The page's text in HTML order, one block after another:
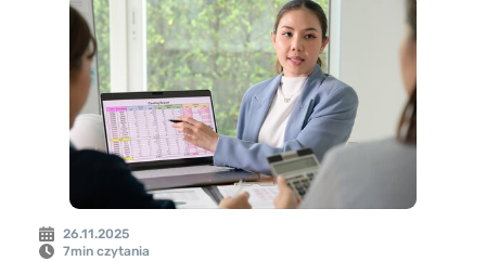
26.11.2025
7min czytania